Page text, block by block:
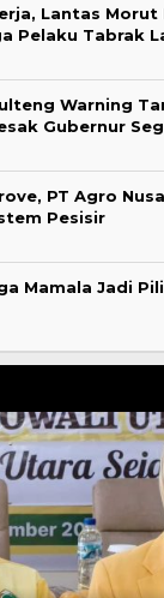
Lantas Morut
Pelaku Tabrak
Warning
Gubernur
PT Agro
Pesisir
Mamala Jadi